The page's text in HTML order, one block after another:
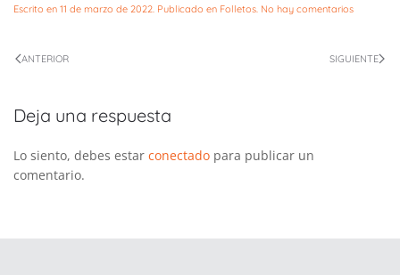
Escrito en 11 de marzo de 2022 . Publicado en Folletos No hay comentariosen
ANTERIOR
SIGUIENTE
Deja una respuesta
Lo siento, debes estar conectado para publicar un
comentario.